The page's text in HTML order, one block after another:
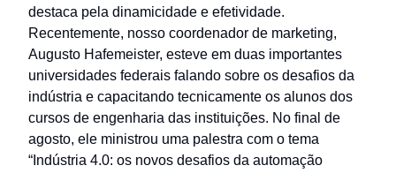
destaca pela dinamicidade e efetividade.
Recentemente, nosso coordenador de marketing,
Augusto Hafemeister, esteve em duas importantes
universidades federais falando sobre os desafios da
indústria e capacitando tecnicamente os alunos dos
cursos de engenharia das instituições. No final de
agosto, ele ministrou uma palestra com o tema
“Indústria 4.0: os novos desafios da automação